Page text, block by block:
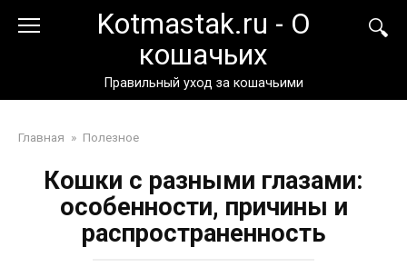
Kotmastak.ru - О
кошачьих
Правильный уход за кошачьими
Главная » Полезное
Кошки с разными глазами:
особенности, причины и
распространенность